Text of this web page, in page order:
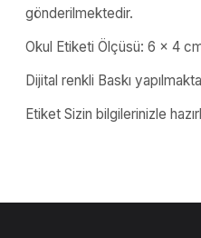
gönderilmektedir.
Okul Etiketi Ölçüsü: 6 x 4 cm
Dijital renkli Baskı
Etiket Sizin bilgilerinizle